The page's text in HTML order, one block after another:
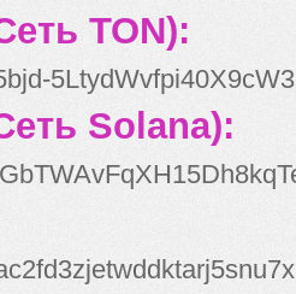
TON):
Solana):